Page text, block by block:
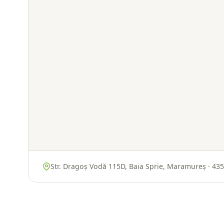
Str. Dragoș Vodă 115D, Baia Sprie, Maramureș ·